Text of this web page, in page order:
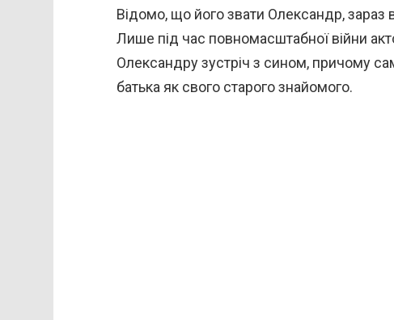
Відомо, що його звати Олександр, зараз
Лише під час повномасштабної війни
Олександру зустріч з сином, причому
батька як свого старого знайомого.